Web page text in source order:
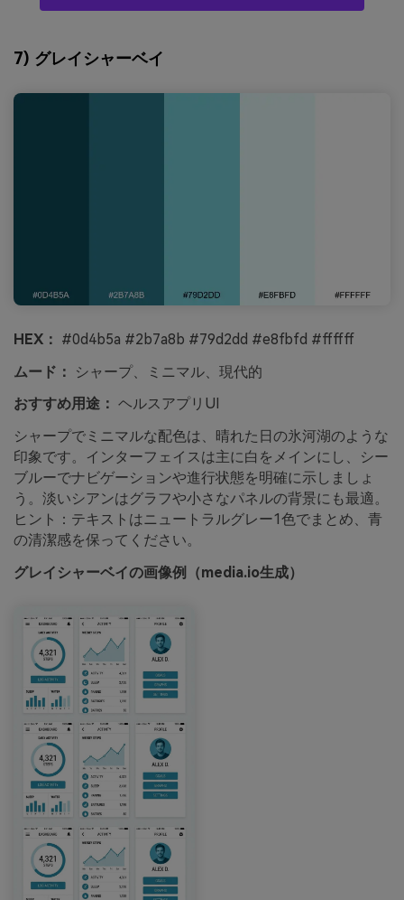
7) グレイシャーベイ
HEX： #0d4b5a #2b7a8b #79d2dd #e8fbfd #ffffff
ムード：
シャープ、ミニマル、現代的
おすすめ用途： ヘルスアプリUI
シャープでミニマルな配色は、晴れた日の氷河湖のような
印象です。インターフェイスは主に白をメインにし、シー
ブルーでナビゲーションや進行状態を明確に示しましょ
う。淡いシアンはグラフや小さなパネルの背景にも最適。
ヒント：テキストはニュートラルグレー1色でまとめ、青
の清潔感を保ってください。
グレイシャーベイの画像例（media.io生成）